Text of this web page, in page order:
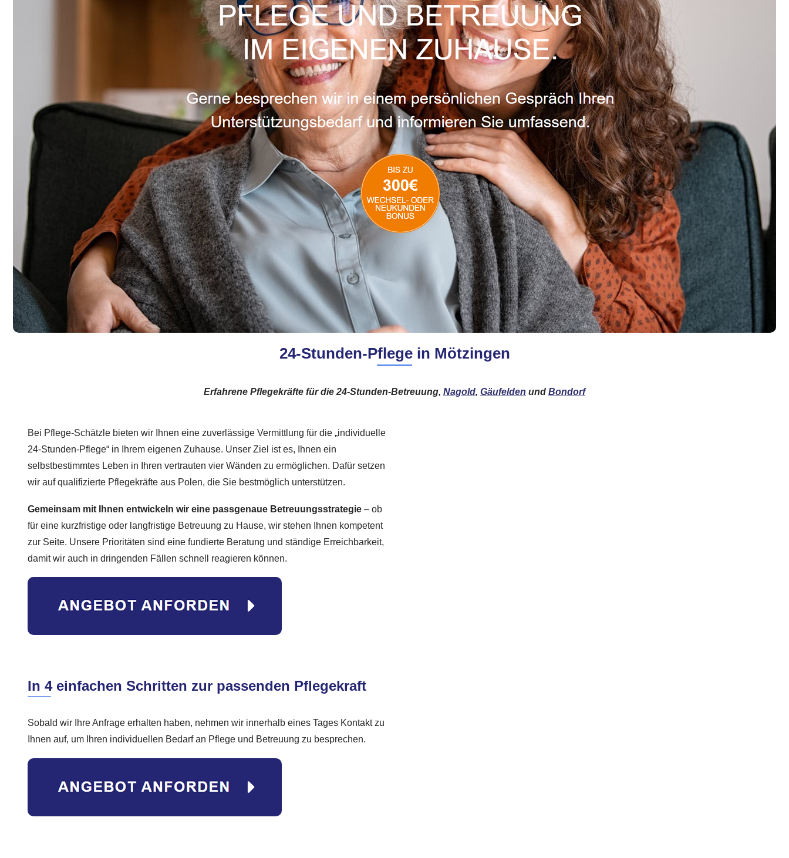
24-Stunden-Pflege in Mötzingen
Erfahrene Pflegekräfte für die 24-Stunden-Betreuung, Nagold, Gäufelden und Bondorf
Bei Pflege-Schätzle bieten wir Ihnen eine zuverlässige Vermittlung für die „individuelle
24-Stunden-Pflege“ in Ihrem eigenen Zuhause. Unser Ziel ist es, Ihnen ein
selbstbestimmtes Leben in Ihren vertrauten vier Wänden zu ermöglichen. Dafür setzen
wir auf qualifizierte Pflegekräfte aus Polen, die Sie bestmöglich unterstützen.
Gemeinsam mit Ihnen entwickeln wir eine passgenaue Betreuungsstrategie – ob
für eine kurzfristige oder langfristige Betreuung zu Hause, wir stehen Ihnen kompetent
zur Seite. Unsere Prioritäten sind eine fundierte Beratung und ständige Erreichbarkeit,
damit wir auch in dringenden Fällen schnell reagieren können.
In 4 einfachen Schritten zur passenden Pflegekraft
Sobald wir Ihre Anfrage erhalten haben, nehmen wir innerhalb eines Tages Kontakt zu
Ihnen auf, um Ihren individuellen Bedarf an Pflege und Betreuung zu besprechen.